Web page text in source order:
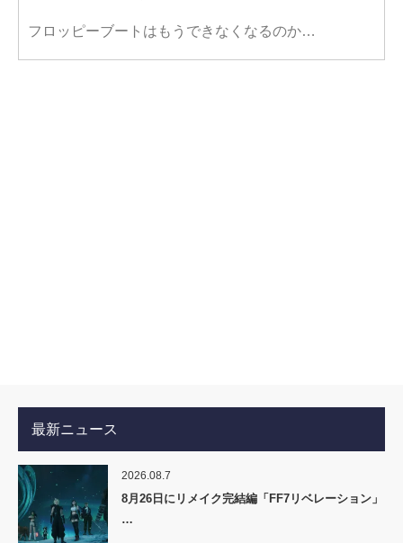
フロッピーブートはもうできなくなるのか…
最新ニュース
2026.08.7
8月26日にリメイク完結編「FF7リベレーション」
…